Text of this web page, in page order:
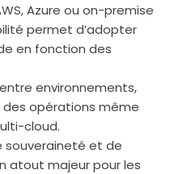
Azure ou on-premise
permet d’adopter
en fonction des
environnements,
opérations même
cloud.
souveraineté et de
atout majeur pour les